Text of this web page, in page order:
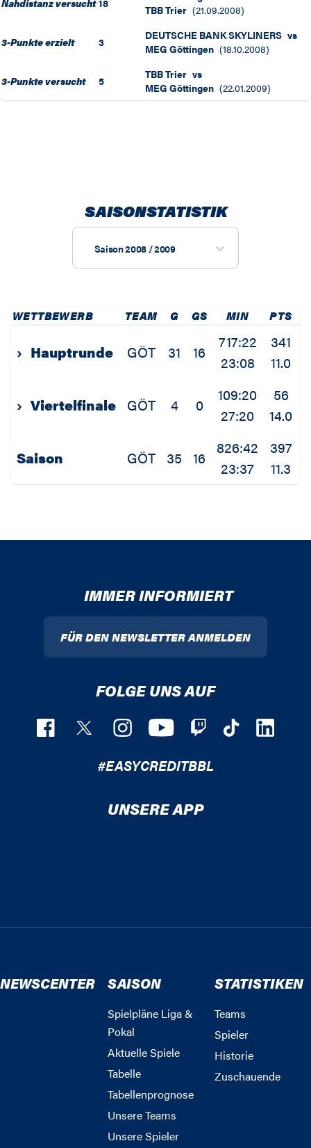
Nahdistanz versucht 18
TBB Trier (21.09.2008)
3-Punkte erzielt 3 DEUTSCHE BANK SKYLINERS vs
MEG Göttingen (18.10.2008)
3-Punkte versucht 5 TBB Trier vs
MEG Göttingen (22.01.2009)
SAISONSTATISTIK
Saison 2008 / 2009
WETTBEWERB TEAM G GS MIN PTS
› Hauptrunde GÖT 31 16
717:22
23:08
341
11.0
› Viertelfinale GÖT 4 0
109:20
27:20
56
14.0
Saison GÖT 35 16
826:42
23:37
397
11.3
IMMER INFORMIERT
FÜR DEN NEWSLETTER ANMELDEN
FOLGE UNS AUF
#EASYCREDITBBL
UNSERE APP
NEWSCENTER SAISON
Spielpläne Liga &
Pokal
Aktuelle Spiele
Tabelle
Tabellenprognose
Unsere Teams
Unsere Spieler
STATISTIKEN
Teams
Spieler
Historie
Zuschauende